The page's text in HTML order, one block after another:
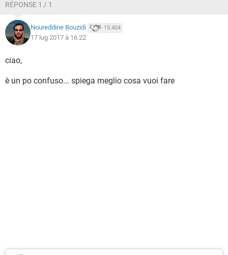
RÉPONSE 1 / 1
Noureddine Bouzidi 15.404
17 lug 2017 à 16:22
ciao,
è un po confuso... spiega meglio cosa vuoi fare